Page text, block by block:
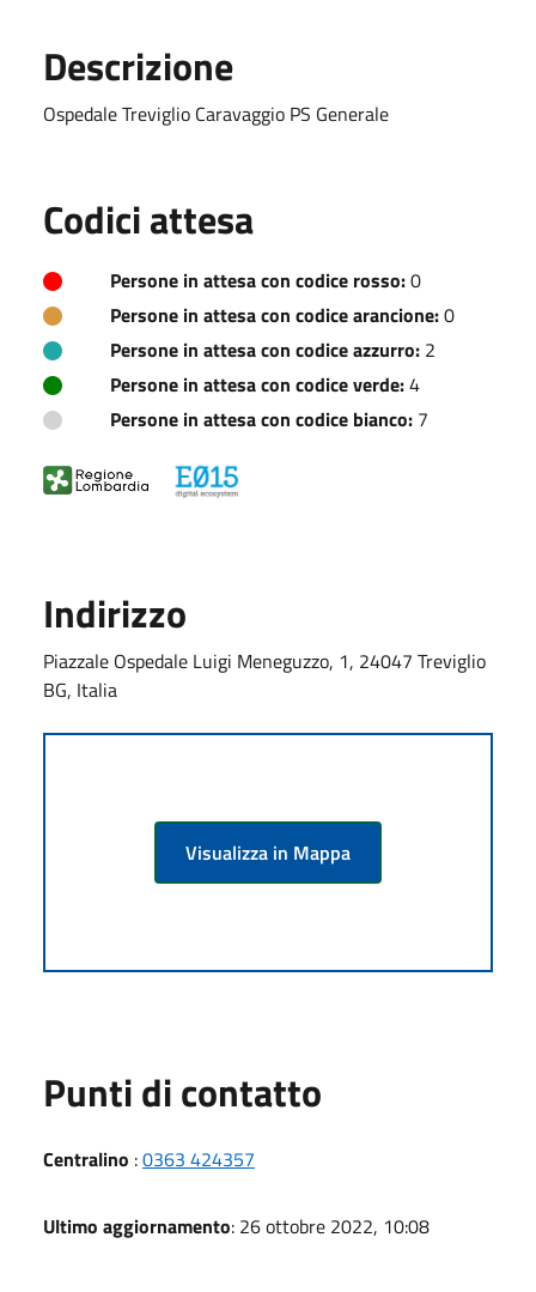
Descrizione
Ospedale Treviglio Caravaggio PS Generale
Codici attesa
Persone in attesa con codice rosso:0
Persone in attesa con codice arancione:0
Persone in attesa con codice azzurro: 2
Persone in attesa con codice verde:4
Persone in attesa con codice bianco: 7
Indirizzo
Piazzale Ospedale Luigi Meneguzzo, 1, 24047 Treviglio
BG, Italia
Visualizza in Mappa
Punti di contatto
Centralino :0363 424357
Ultimo aggiornamento: 26 ottobre 2022, 10:08